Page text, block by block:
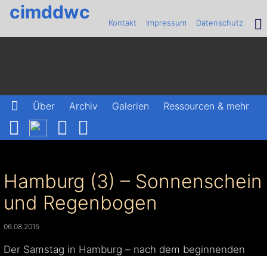
cimddwc Kontakt Impressum Datenschutz
Über Archiv Galerien Ressourcen & mehr
Hamburg (3) – Sonnenschein
und Regenbogen
06.08.2015
Der Samstag in Hamburg – nach dem beginnenden